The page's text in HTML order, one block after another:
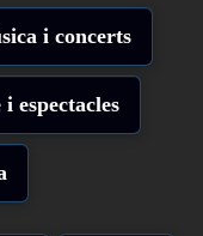
i concerts
espectacles